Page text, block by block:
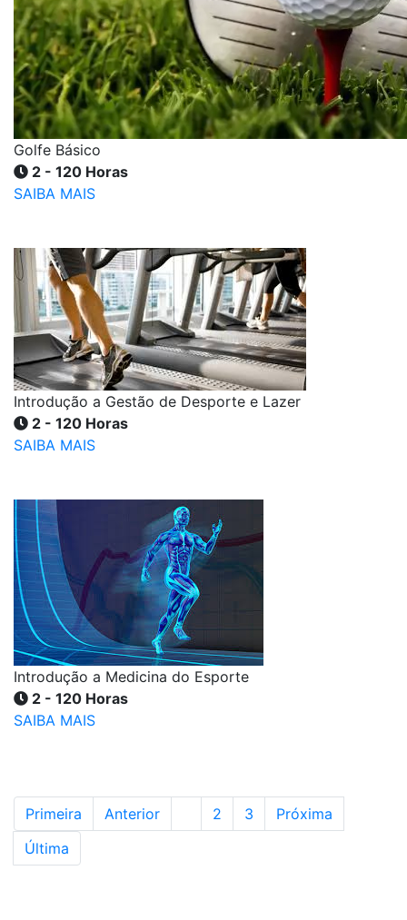
Golfe Básico
2 - 120 Horas
SAIBA MAIS
Introdução a Gestão de Desporte e Lazer
2 - 120 Horas
SAIBA MAIS
Introdução a Medicina do Esporte
2 - 120 Horas
SAIBA MAIS
Primeira Anterior 2 3
Próxima
Última